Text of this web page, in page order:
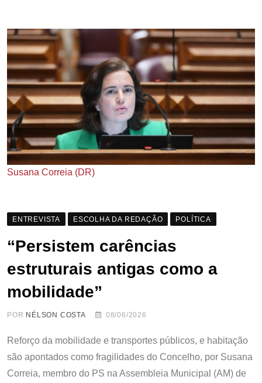
Susana Correia (DR)
ENTREVISTA ESCOLHA DA REDAÇÃO POLÍTICA
“Persistem carências
estruturais antigas como a
mobilidade”
POR NÉLSON COSTA 08/06/2026
Reforço da mobilidade e transportes públicos, e habitação
são apontados como fragilidades do Concelho, por Susana
Correia, membro do PS na Assembleia Municipal (AM) de